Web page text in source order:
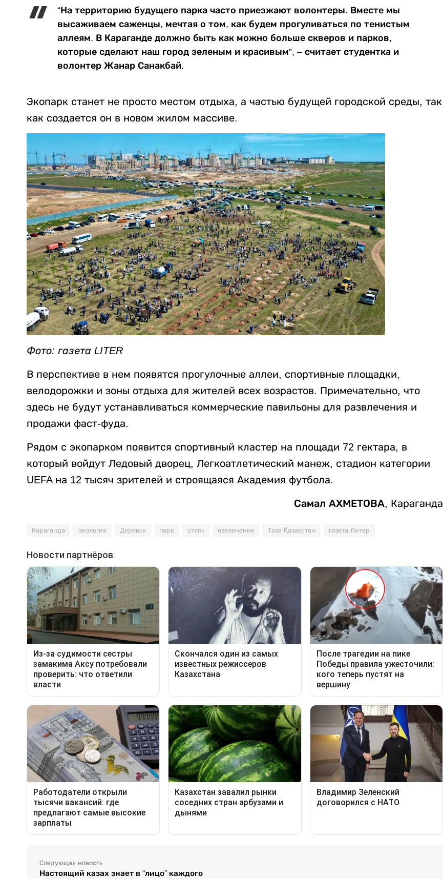
“На территорию будущего парка часто приезжают волонтеры. Вместе мы
высаживаем саженцы, мечтая о том, как будем прогуливаться по тенистым
аллеям. В Караганде должно быть как можно больше скверов и парков,
которые сделают наш город зеленым и красивым”, – считает студентка и
волонтер Жанар Санакбай.
Экопарк станет не просто местом отдыха, а частью будущей городской среды, так
как создается он в новом жилом массиве.
Фото: газета LITER
В перспективе в нем появятся прогулочные аллеи, спортивные площадки,
велодорожки и зоны отдыха для жителей всех возрастов. Примечательно, что
здесь не будут устанавливаться коммерческие павильоны для развлечения и
продажи фаст-фуда.
Рядом с экопарком появится спортивный кластер на площади 72 гектара, в
который войдут Ледовый дворец, Легкоатлетический манеж, стадион категории
UEFA на 12 тысяч зрителей и строящаяся Академия футбола.
Самал АХМЕТОВА, Караганда
Караганда экология Деревья парк степь озеленение Таза Қазақстан газета Литер
Следующая новость
Настоящий казах знает в “лицо” каждого